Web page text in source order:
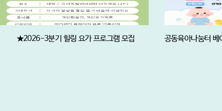
★2026-3분기 힐링 요가 프로그램 모집